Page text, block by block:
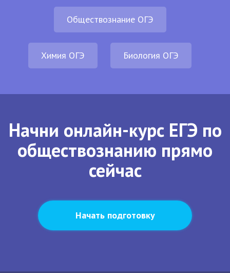
Обществознание ОГЭ
Химия ОГЭ Биология ОГЭ
Начни онлайн-курс ЕГЭ по
обществознанию прямо
сейчас
Начать подготовку